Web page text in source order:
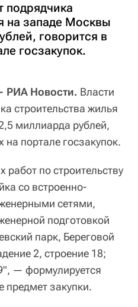
подрядчика
на западе Москвы
говорится в
госзакупок.
РИА Новости. Власти
строительства жилья
миллиарда рублей,
на портале госзакупок.
по строительству
со встроенно-
сетями,
подготовкой
парк, Береговой
2, строение 18;
— формулируется
предмет закупки.